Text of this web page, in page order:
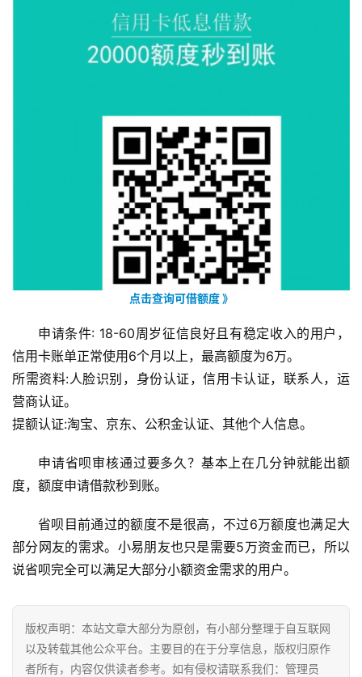
赚
简
评
手
赚
点击查询可借额度 》
申请条件: 18-60周岁征信良好且有稳定收入的用户，
信用卡账单正常使用6个月以上，最高额度为6万。
所需资料:人脸识别，身份认证，信用卡认证，联系人，运
营商认证。
提额认证:淘宝、京东、公积金认证、其他个人信息。
申请省呗审核通过要多久？基本上在几分钟就能出额
度，额度申请借款秒到账。
省呗目前通过的额度不是很高，不过6万额度也满足大
部分网友的需求。小易朋友也只是需要5万资金而已，所以
说省呗完全可以满足大部分小额资金需求的用户。
版权声明：本站文章大部分为原创，有小部分整理于自互联网
以及转载其他公众平台。主要目的在于分享信息，版权归原作
者所有，内容仅供读者参考。如有侵权请联系我们：管理员